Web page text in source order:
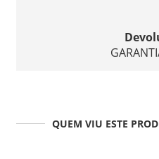
QUEM VIU ESTE